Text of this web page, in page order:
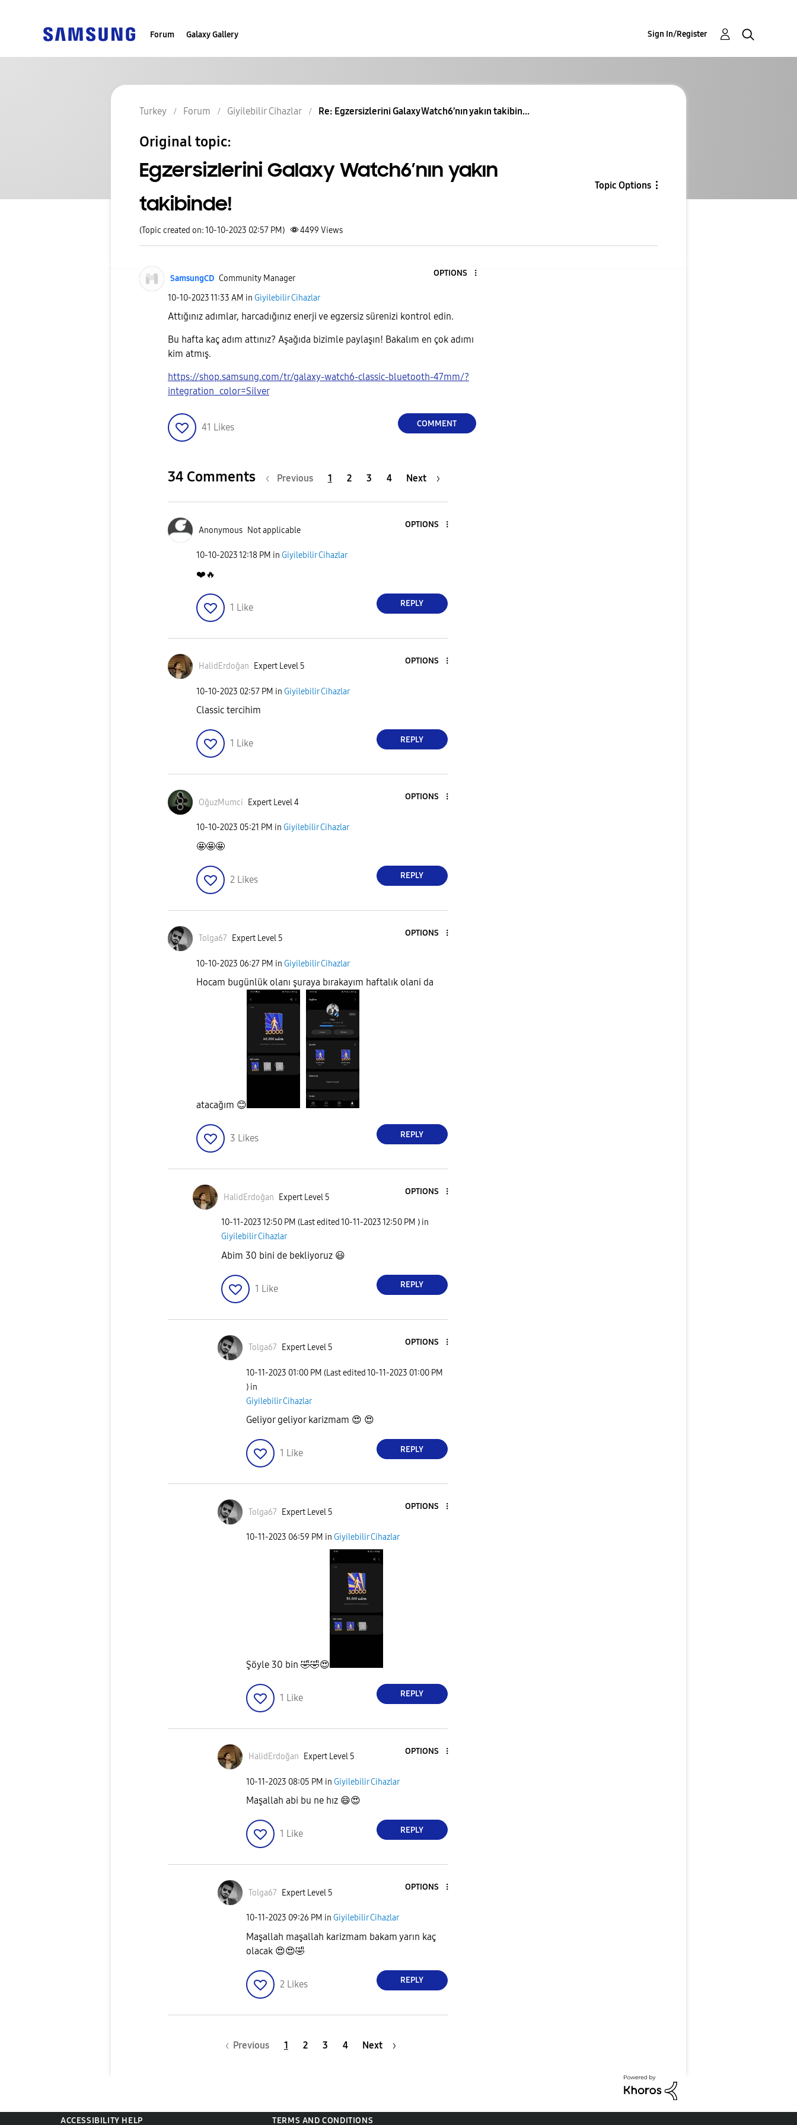
Forum Galaxy Gallery Sign In/Register
Turkey Forum Giyilebilir Cihazlar Re: Egzersizlerini Galaxy Watch6’nın yakın takibin...
Original topic:
Egzersizlerini Galaxy Watch6’nın yakın
takibinde!
Topic Options
(Topic created on: 10-10-2023 02:57 PM) 4499 Views
SamsungCD Community Manager
OPTIONS
‎10-10-202311:33 AM in Giyilebilir Cihazlar
Attığınız adımlar, harcadığınız enerji ve egzersiz sürenizi kontrol edin.
Bu hafta kaç adım attınız? Aşağıda bizimle paylaşın! Bakalım en çok adımı
kim atmış.
https://shop.samsung.com/tr/galaxy-watch6-classic-bluetooth-47mm/?
integration_color=Silver
41 Likes COMMENT
34 Comments Previous 1 2 3 4 Next
Anonymous Not applicable
OPTIONS
‎10-10-202312:18 PM in Giyilebilir Cihazlar
❤️ 🔥
1 Like REPLY
HalidErdoğan Expert Level 5
OPTIONS
‎10-10-2023 02:57 PM in Giyilebilir Cihazlar
Classic tercihim
1 Like REPLY
OğuzMumci Expert Level 4
OPTIONS
‎10-10-2023 05:21 PM in Giyilebilir Cihazlar
🤩🤩🤩
2 Likes REPLY
Tolga67 Expert Level 5
OPTIONS
‎10-10-2023 06:27 PM in Giyilebilir Cihazlar
Hocam bugünlük olanı şuraya bırakayım haftalık olani da
atacağım 😊
3 Likes REPLY
HalidErdoğan Expert Level 5
OPTIONS
‎10-11-202312:50 PM (Last edited ‎10-11-202312:50 PM ) in
Giyilebilir Cihazlar
Abim 30 bini de bekliyoruz 😃
1 Like REPLY
Tolga67 Expert Level 5
OPTIONS
‎10-11-2023 01:00 PM (Last edited ‎10-11-2023 01:00 PM
) in
Giyilebilir Cihazlar
Geliyor geliyor karizmam 😍 😍
1 Like REPLY
Tolga67 Expert Level 5
OPTIONS
‎10-11-2023 06:59 PM in Giyilebilir Cihazlar
Şöyle 30 bin 🤣🤣😍
1 Like REPLY
HalidErdoğan Expert Level 5
OPTIONS
‎10-11-2023 08:05 PM in Giyilebilir Cihazlar
Maşallah abi bu ne hız 😄😍
1 Like REPLY
Tolga67 Expert Level 5
OPTIONS
‎10-11-2023 09:26 PM in Giyilebilir Cihazlar
Maşallah maşallah karizmam bakam yarın kaç
olacak 😍😍🤣
2 Likes REPLY
Previous 1 2 3 4 Next
ACCESSIBILITY HELP TERMS AND CONDITIONS